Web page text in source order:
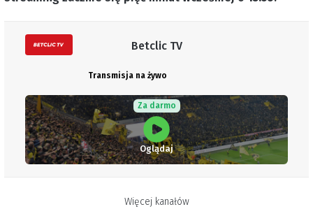
Betclic TV
Transmisja na żywo
Za darmo
Oglądaj
Więcej kanałów